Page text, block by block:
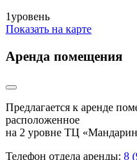
1уровень
Показать на карте
Аренда помещения
Предлагается к аренде
расположенное
на 2 уровне ТЦ
Телефон отдела аренды: 8